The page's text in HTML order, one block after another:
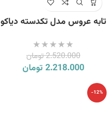
تابه عروس مدل تکدسته دیاکو
2.520.000تومان
2.218.000 تومان
-12%